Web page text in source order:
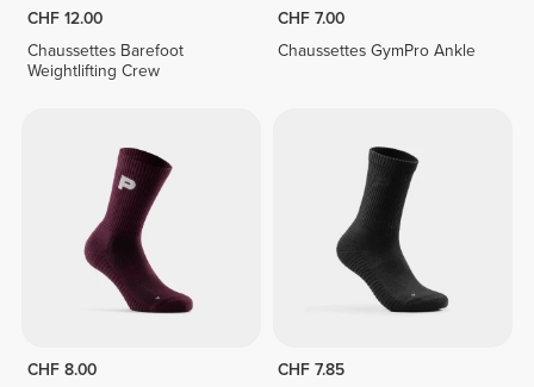
CHF 12.00
Chaussettes Barefoot
Weightlifting Crew
CHF 7.00
Chaussettes GymPro Ankle
CHF 8.00
CHF 7.85